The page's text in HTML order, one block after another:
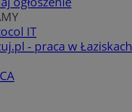
IT
- praca w Łaziskach